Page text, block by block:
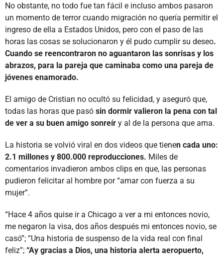
No obstante, no todo fue tan fácil e incluso ambos pasaron
un momento de terror cuando migración no quería permitir el
ingreso de ella a Estados Unidos, pero con el paso de las
horas las cosas se solucionaron y él pudo cumplir su deseo.
Cuando se reencontraron no aguantaron las sonrisas y los
abrazos, para la pareja que caminaba como una pareja de
jóvenes enamorado.
El amigo de Cristian no ocultó su felicidad, y aseguró que,
todas las horas que pasó sin dormir valieron la pena con tal
de ver a su buen amigo sonreír y al de la persona que ama.
La historia se volvió viral en dos videos que tienen cada uno:
2.1 millones y 800.000 reproducciones. Miles de
comentarios invadieron ambos clips en que, las personas
pudieron felicitar al hombre por “amar con fuerza a su
mujer”.
“Hace 4 años quise ir a Chicago a ver a mi entonces novio,
me negaron la visa, dos años después mi entonces novio, se
casó”; “Una historia de suspenso de la vida real con final
feliz”; “Ay gracias a Dios, una historia alerta aeropuerto,